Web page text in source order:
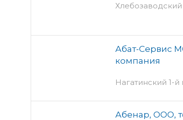
Абат-Сервис
компания
Нагатинский 1-
Абенар, ООО,